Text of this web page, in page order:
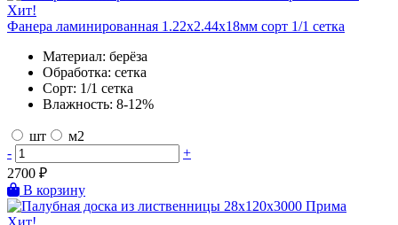
Хит!
Фанера ламинированная 1.22х2.44х18мм сорт 1/1 сетка
Материал: берёза
Обработка: сетка
Сорт: 1/1 сетка
Влажность: 8-12%
шт
м2
-
+
2700 ₽
В корзину
Хит!